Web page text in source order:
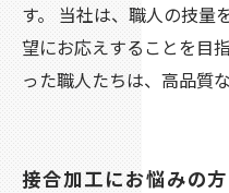
す。 当社は、職人の技量
望にお応えすることを目
った職人たちは、高品質
接合加工にお悩みの